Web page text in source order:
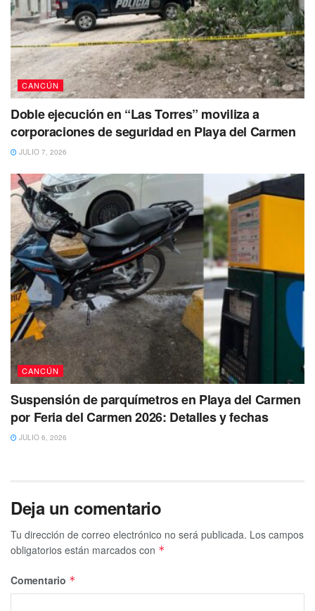
CANCÚN
Doble ejecución en “Las Torres” moviliza a
corporaciones de seguridad en Playa del Carmen
JULIO 7, 2026
CANCÚN
Suspensión de parquímetros en Playa del Carmen
por Feria del Carmen 2026: Detalles y fechas
JULIO 6, 2026
Deja un comentario
Tu dirección de correo electrónico no será publicada. Los campos
obligatorios están marcados con *
Comentario *